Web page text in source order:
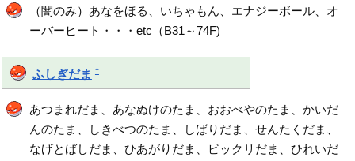
（闇のみ）あなをほる、いちゃもん、エナジーボール、オ
ーバーヒート・・・etc（B31～74F)
ふしぎだま †
あつまれだま、あなぬけのたま、おおべやのたま、かいだ
んのたま、しきべつのたま、しばりだま、せんたくだま、
なげとばしだま、ひあがりだま、ビックリだま、ひれいだ